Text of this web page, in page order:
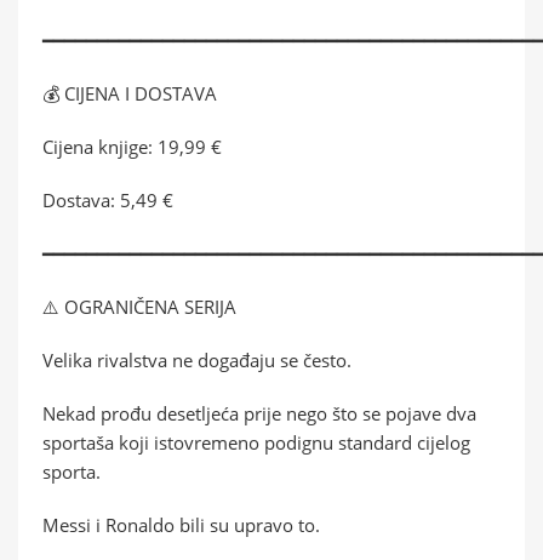
💰 CIJENA I DOSTAVA
Cijena knjige: 19,99 €
Dostava: 5,49 €
⚠️ OGRANIČENA SERIJA
Velika rivalstva ne događaju se često.
Nekad prođu desetljeća prije nego što se pojave dva
sportaša koji istovremeno podignu standard cijelog
sporta.
Messi i Ronaldo bili su upravo to.